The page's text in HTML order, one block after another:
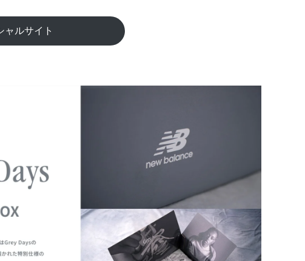
ャルサイト